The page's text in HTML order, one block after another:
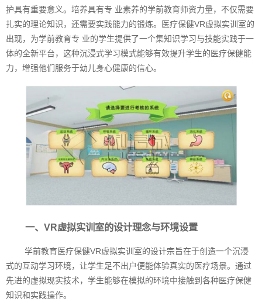
护具有重要意义。培养具有专 业素养的学前教育师资力量，不仅需要
扎实的理论知识，还需要实践能力的锻炼。医疗保健VR虚拟实训室的
出现，为学前教育专 业的学生提供了一个集知识学习与技能实践于一
体的全新平台，这种沉浸式学习模式能够有效提升学生的医疗保健能
力，增强他们服务于幼儿身心健康的信心。
一、VR虚拟实训室的设计理念与环境设置
学前教育医疗保健VR虚拟实训室的设计宗旨在于创造一个沉浸
式的互动学习环境，让学生足不出户便能体验真实的医疗场景。通过
先进的虚拟现实技术，学生能够在模拟的环境中接触到各种医疗保健
知识和实践操作。